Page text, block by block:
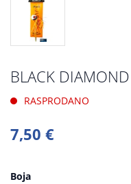
BLACK
RASPRODANO
7,50 €
Boja